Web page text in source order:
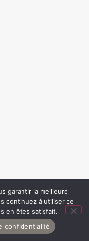
garantir la meilleure
continuez à utiliser ce
en êtes satisfait.
confidentialité